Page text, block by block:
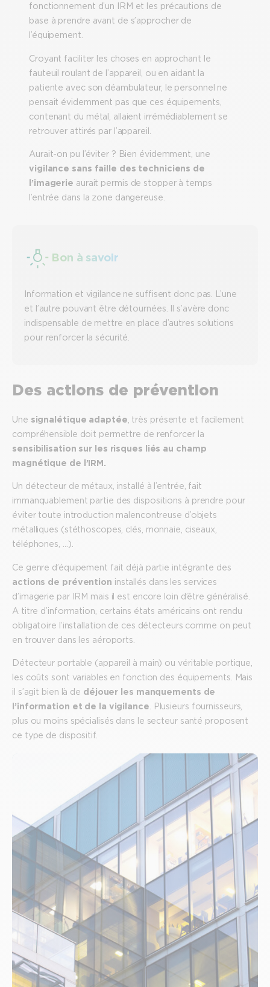
fonctionnement d’un IRM et les précautions de
base à prendre avant de s’approcher de
l’équipement.
Croyant faciliter les choses en approchant le
fauteuil roulant de l’appareil, ou en aidant la
patiente avec son déambulateur, le personnel ne
pensait évidemment pas que ces équipements,
contenant du métal, allaient irrémédiablement se
retrouver attirés par l’appareil.
Aurait-on pu l’éviter ? Bien évidemment, une
vigilance sans faille des techniciens de
l’imagerie aurait permis de stopper à temps
l’entrée dans la zone dangereuse.
Bon à savoir
Information et vigilance ne suffisent donc pas. L’une
et l’autre pouvant être détournées. Il s’avère donc
indispensable de mettre en place d’autres solutions
pour renforcer la sécurité.
Des actions de prévention
Une signalétique adaptée , très présente et facilement
compréhensible doit permettre de renforcer la
sensibilisation sur les risques liés au champ
magnétique de l’IRM.
Un détecteur de métaux, installé à l’entrée, fait
immanquablement partie des dispositions à prendre pour
éviter toute introduction malencontreuse d’objets
métalliques (stéthoscopes, clés, monnaie, ciseaux,
téléphones, …).
Ce genre d’équipement fait déjà partie intégrante des
actions de prévention installés dans les services
d’imagerie par IRM mais il est encore loin d’être généralisé.
A titre d’information, certains états américains ont rendu
obligatoire l’installation de ces détecteurs comme on peut
en trouver dans les aéroports.
Détecteur portable (appareil à main) ou véritable portique,
les coûts sont variables en fonction des équipements. Mais
il s’agit bien là de déjouer les manquements de
l’information et de la vigilance . Plusieurs fournisseurs,
plus ou moins spécialisés dans le secteur santé proposent
ce type de dispositif.